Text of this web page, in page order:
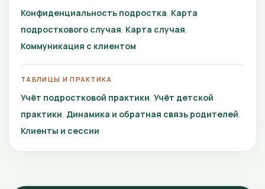
Конфиденциальность подростка Карта
подросткового случая Карта случая
Коммуникация с клиентом
ТАБЛИЦЫ И ПРАКТИКА
Учёт подростковой практики Учёт детской
практики Динамика и обратная связь родителей
Клиенты и сессии